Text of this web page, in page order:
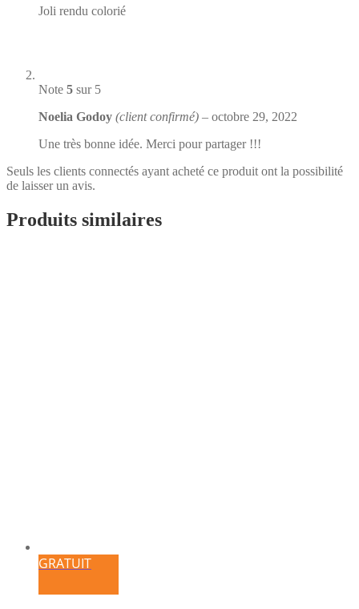
Joli rendu colorié
Note 5 sur 5
Noelia Godoy (client confirmé) – octobre 29, 2022
Une très bonne idée. Merci pour partager !!!
Seuls les clients connectés ayant acheté ce produit ont la possibilité
de laisser un avis.
Produits similaires
GRATUIT